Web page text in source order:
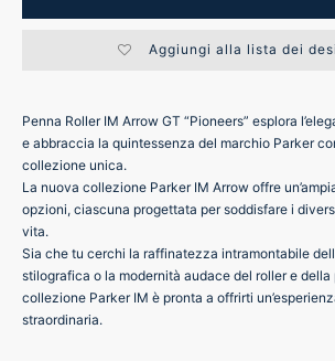
Aggiungi alla lista dei
Penna Roller IM Arrow GT “Pioneers” esplora
e abbraccia la quintessenza del marchio Parker
collezione unica.
La nuova collezione Parker IM Arrow offre
opzioni, ciascuna progettata per soddisfare i
vita.
Sia che tu cerchi la raffinatezza intramontabile
stilografica o la modernità audace del roller e della
collezione Parker IM è pronta a offrirti
straordinaria.